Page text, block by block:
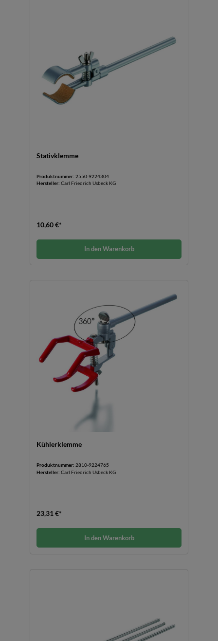
Stativklemme
Produktnummer: 2550-9224304
Hersteller: Carl Friedrich Usbeck KG
10,60 €*
In den Warenkorb
Kühlerklemme
Produktnummer: 2810-9224765
Hersteller: Carl Friedrich Usbeck KG
23,31 €*
In den Warenkorb